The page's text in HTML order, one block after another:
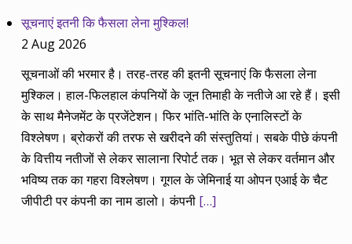
सूचनाएं इतनी कि फैसला लेना मुश्किल!
2 Aug 2026
सूचनाओं की भरमार है। तरह-तरह की इतनी सूचनाएं कि फैसला लेना
मुश्किल। हाल-फिलहाल कंपनियों के जून तिमाही के नतीजे आ रहे हैं। इसी
के साथ मैनेजमेंट के प्रजेंटेशन। फिर भांति-भांति के एनालिस्टों के
विश्लेषण। ब्रोकरों की तरफ से खरीदने की संस्तुतियां। सबके पीछे कंपनी
के वित्तीय नतीजों से लेकर सालाना रिपोर्ट तक। भूत से लेकर वर्तमान और
भविष्य तक का गहरा विश्लेषण। गूगल के जेमिनाई या ओपन एआई के चैट
जीपीटी पर कंपनी का नाम डालो। कंपनी […]